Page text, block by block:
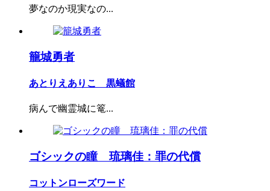
夢なのか現実なの...
籠城勇者
あとりえありこ 黒蟻館
病んで幽霊城に篭...
ゴシックの瞳 琉璃佳：罪の代償
コットンローズワード